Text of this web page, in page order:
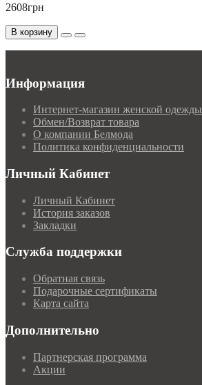
2608грн
В корзину
Информация
Интернет-магазин женской одежды
Обмен/Возврат товара
О компании Белмода
Политика конфиденциальности
Личный Кабинет
Личный Кабинет
История заказов
Закладки
Служба поддержки
Обратная связь
Подарочные сертификаты
Карта сайта
Дополнительно
Партнерская программа
Акции